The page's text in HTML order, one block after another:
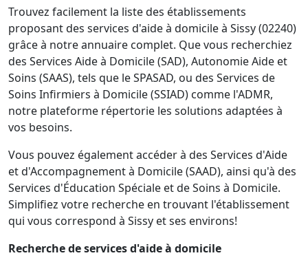
Trouvez facilement la liste des établissements
proposant des services d'aide à domicile à Sissy (02240)
grâce à notre annuaire complet. Que vous recherchiez
des Services Aide à Domicile (SAD), Autonomie Aide et
Soins (SAAS), tels que le SPASAD, ou des Services de
Soins Infirmiers à Domicile (SSIAD) comme l'ADMR,
notre plateforme répertorie les solutions adaptées à
vos besoins.
Vous pouvez également accéder à des Services d'Aide
et d'Accompagnement à Domicile (SAAD), ainsi qu'à des
Services d'Éducation Spéciale et de Soins à Domicile.
Simplifiez votre recherche en trouvant l'établissement
qui vous correspond à Sissy et ses environs!
Recherche de services d'aide à domicile